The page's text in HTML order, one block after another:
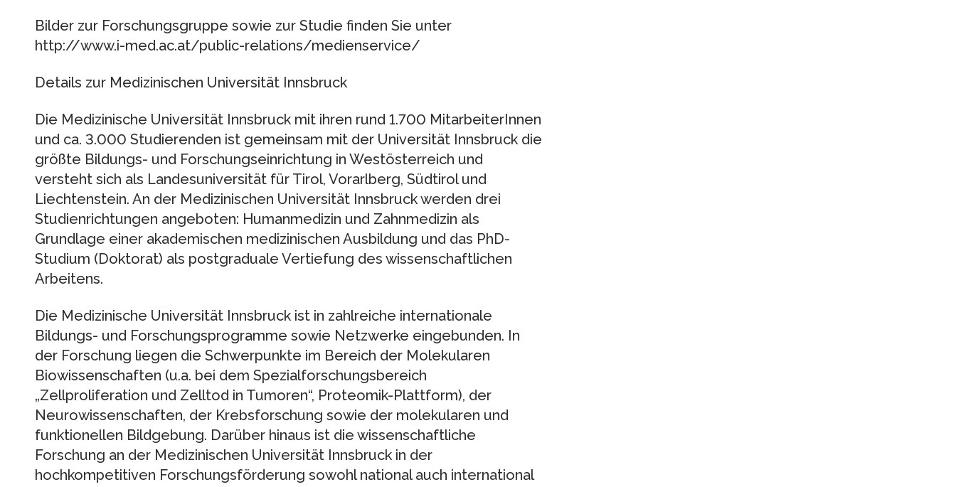
Bilder zur Forschungsgruppe sowie zur Studie finden Sie unter
http://www.i-med.ac.at/public-relations/medienservice/
Details zur Medizinischen Universität Innsbruck
Die Medizinische Universität Innsbruck mit ihren rund 1.700 MitarbeiterInnen
und ca. 3.000 Studierenden ist gemeinsam mit der Universität Innsbruck die
größte Bildungs- und Forschungseinrichtung in Westösterreich und
versteht sich als Landesuniversität für Tirol, Vorarlberg, Südtirol und
Liechtenstein. An der Medizinischen Universität Innsbruck werden drei
Studienrichtungen angeboten: Humanmedizin und Zahnmedizin als
Grundlage einer akademischen medizinischen Ausbildung und das PhD-
Studium (Doktorat) als postgraduale Vertiefung des wissenschaftlichen
Arbeitens.
Die Medizinische Universität Innsbruck ist in zahlreiche internationale
Bildungs- und Forschungsprogramme sowie Netzwerke eingebunden. In
der Forschung liegen die Schwerpunkte im Bereich der Molekularen
Biowissenschaften (u.a. bei dem Spezialforschungsbereich
„Zellproliferation und Zelltod in Tumoren“, Proteomik-Plattform), der
Neurowissenschaften, der Krebsforschung sowie der molekularen und
funktionellen Bildgebung. Darüber hinaus ist die wissenschaftliche
Forschung an der Medizinischen Universität Innsbruck in der
hochkompetitiven Forschungsförderung sowohl national auch international